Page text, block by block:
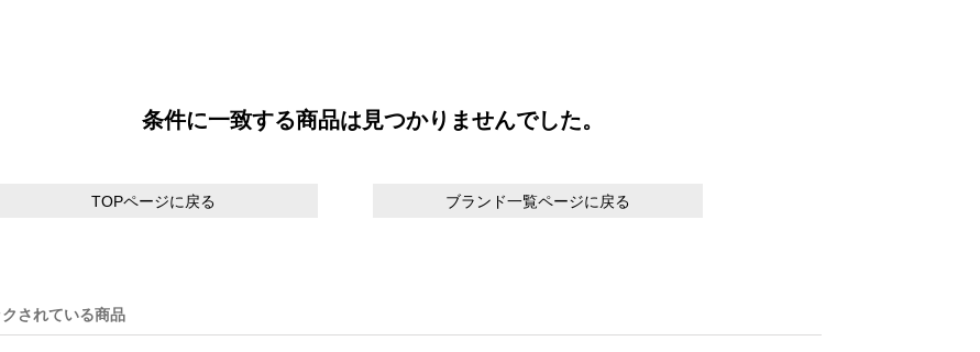
条件に一致する商品は見つかりませんでした。
TOPページに戻る ブランド一覧ページに戻る
されている商品